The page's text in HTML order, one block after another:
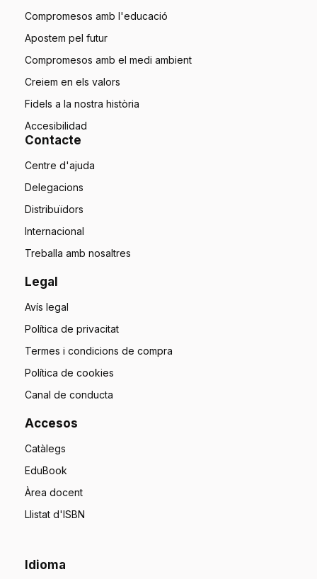
Compromesos amb l'educació
Apostem pel futur
Compromesos amb el medi ambient
Creiem en els valors
Fidels a la nostra història
Accesibilidad
Contacte
Centre d'ajuda
Delegacions
Distribuïdors
Internacional
Treballa amb nosaltres
Legal
Avís legal
Política de privacitat
Termes i condicions de compra
Política de cookies
Canal de conducta
Accesos
Catàlegs
EduBook
Àrea docent
Llistat d'ISBN
Idioma